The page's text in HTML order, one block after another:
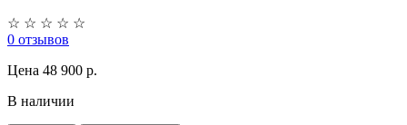
☆ ☆ ☆ ☆ ☆
0 отзывов
Цена 48 900 p.
В наличии